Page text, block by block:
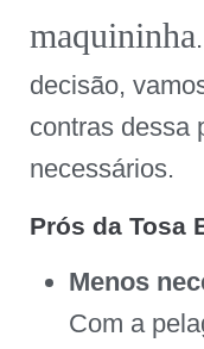
maquininha
decisão,
contras dessa
necessários.
Prós da Tosa
Menos
Com a